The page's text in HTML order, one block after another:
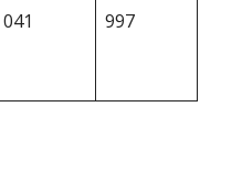
041
997